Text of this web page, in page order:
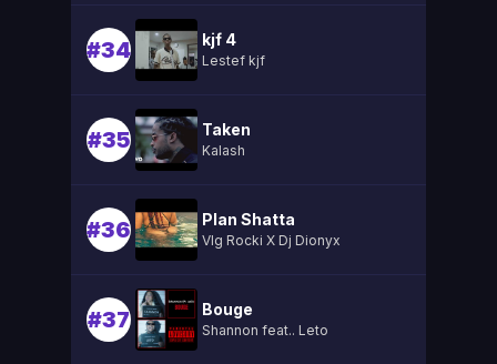
#34 kjf 4
Lestef kjf
#35 Taken
Kalash
#36 Plan Shatta
Vlg Rocki X Dj Dionyx
#37 Bouge
Shannon feat.. Leto